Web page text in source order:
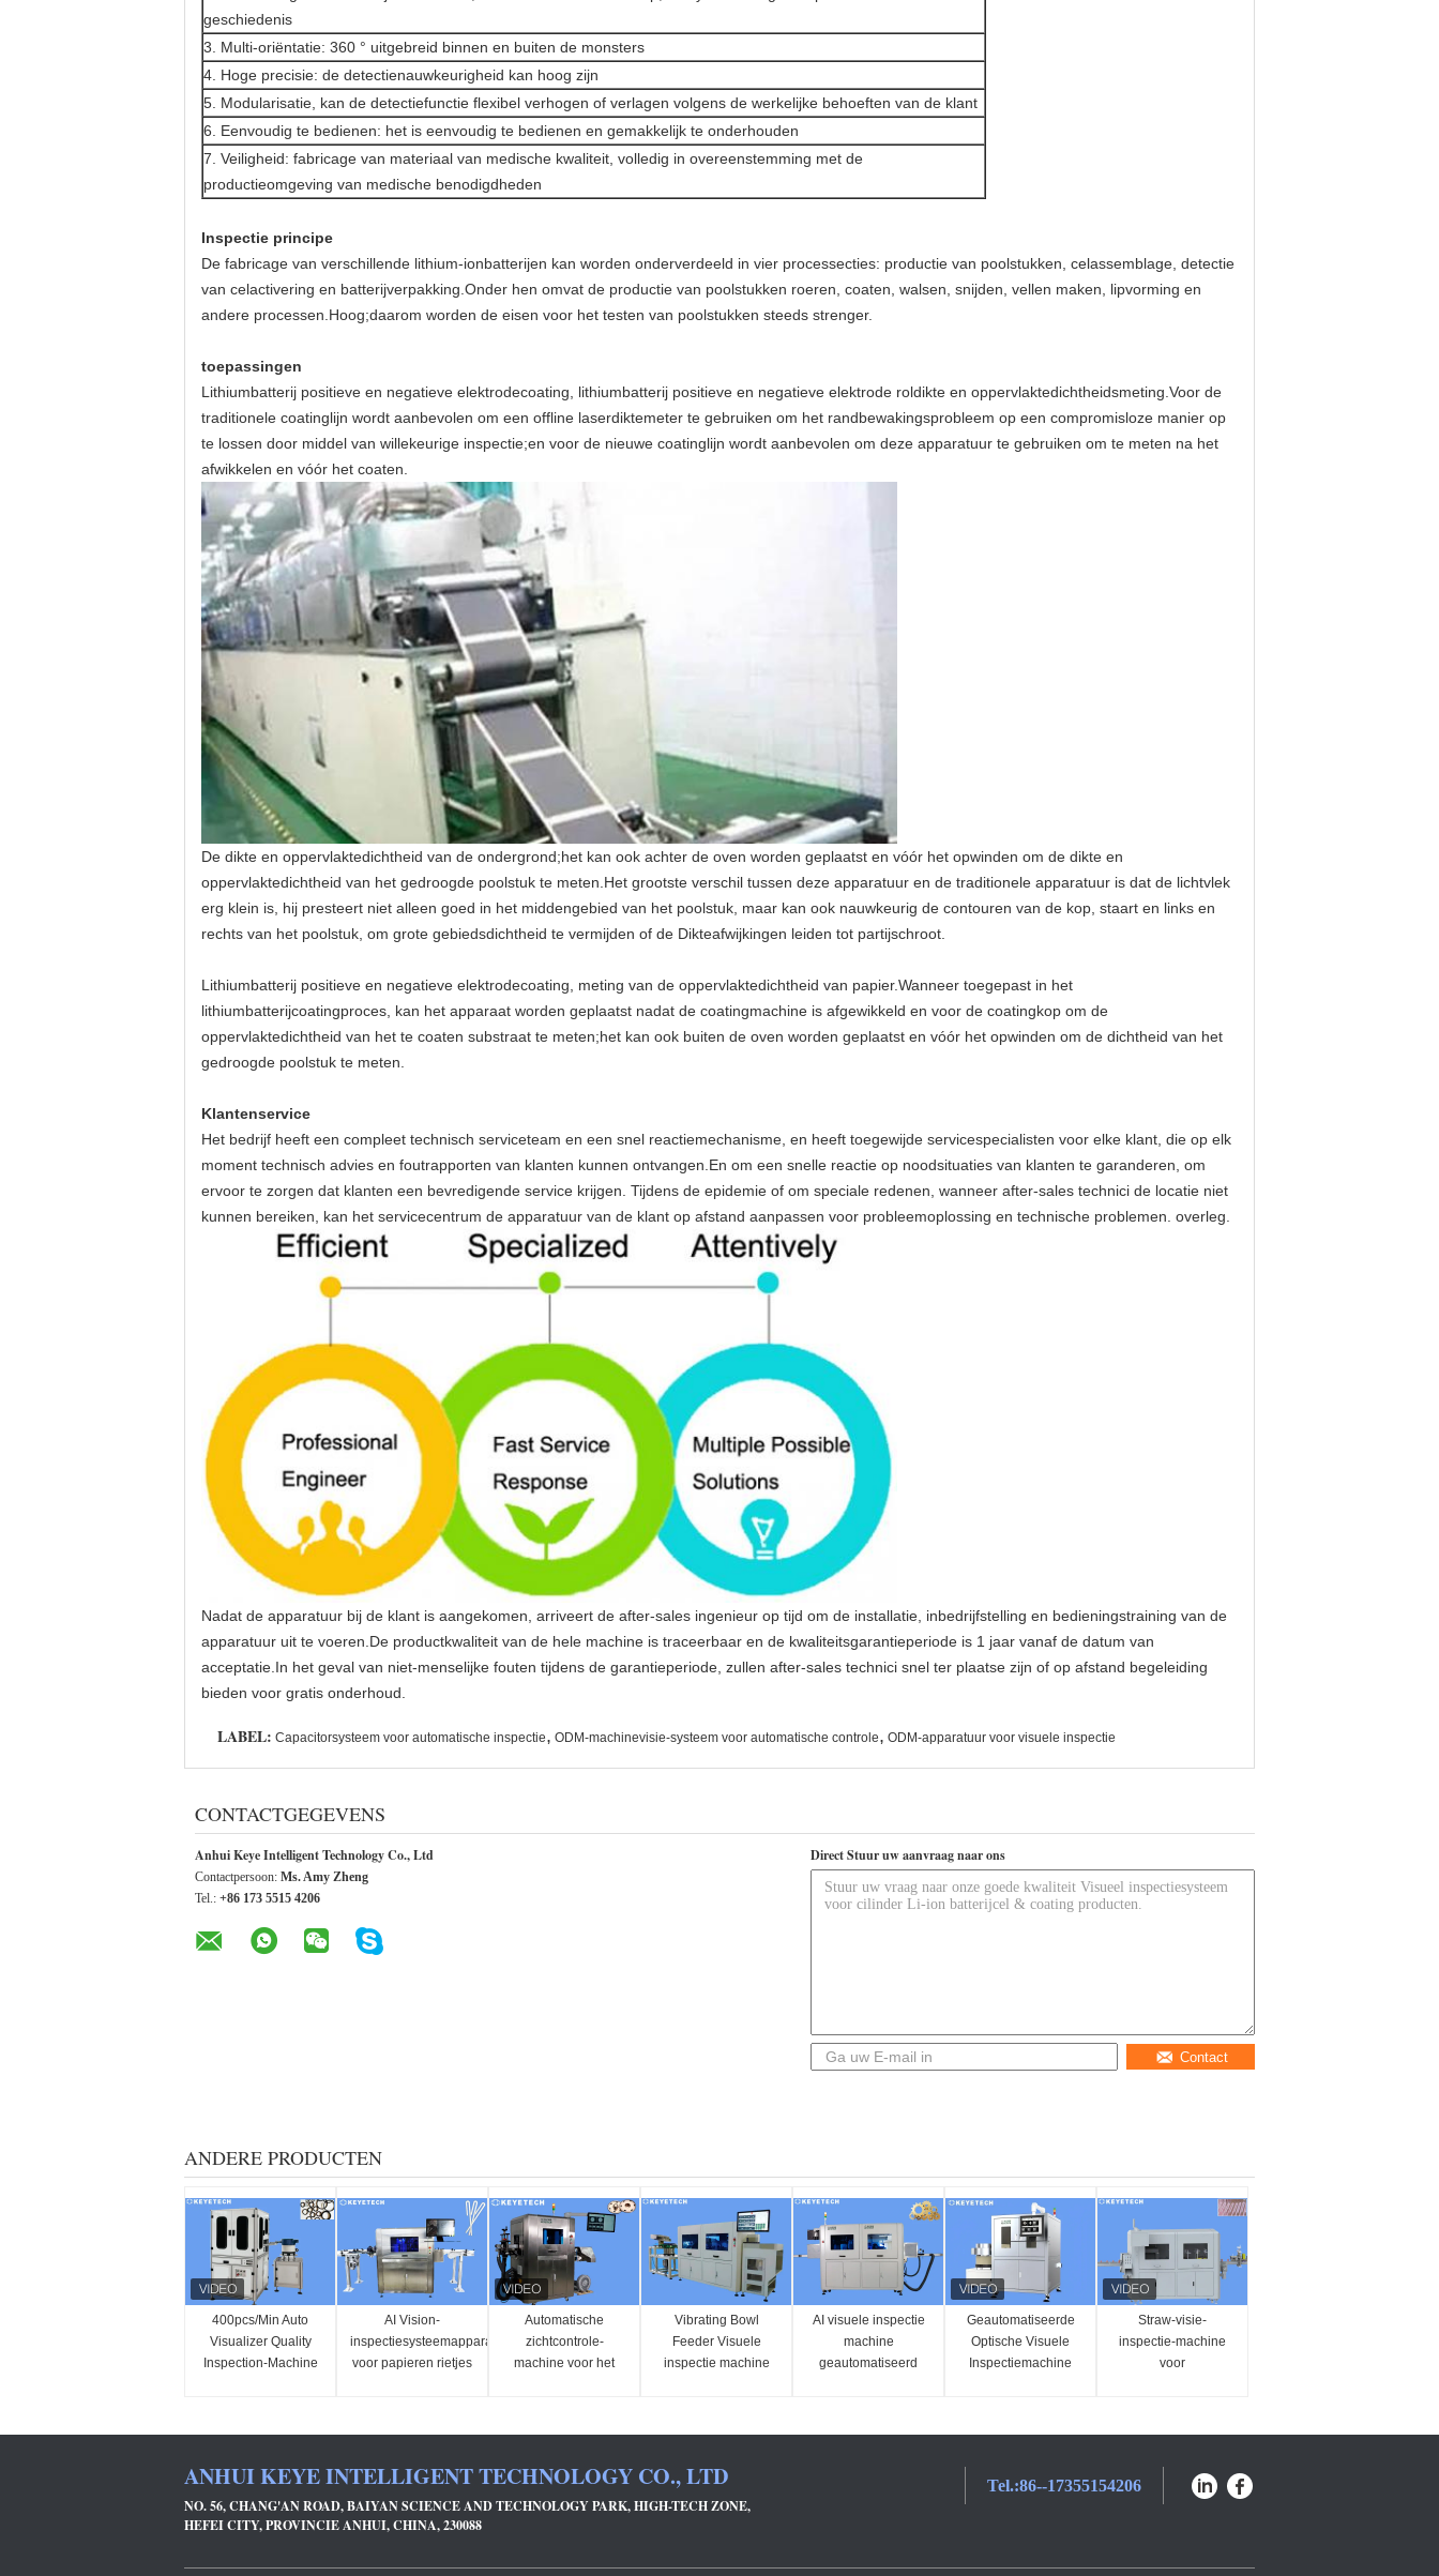
geschiedenis
3. Multi-oriëntatie: 360 ° uitgebreid binnen en buiten de monsters
4. Hoge precisie: de detectienauwkeurigheid kan hoog zijn
5. Modularisatie, kan de detectiefunctie flexibel verhogen of verlagen volgens de werkelijke behoeften van de klant
6. Eenvoudig te bedienen: het is eenvoudig te bedienen en gemakkelijk te onderhouden
7. Veiligheid: fabricage van materiaal van medische kwaliteit, volledig in overeenstemming met de
productieomgeving van medische benodigdheden
Inspectie principe
De fabricage van verschillende lithium-ionbatterijen kan worden onderverdeeld in vier processecties: productie van poolstukken, celassemblage, detectie
van celactivering en batterijverpakking.Onder hen omvat de productie van poolstukken roeren, coaten, walsen, snijden, vellen maken, lipvorming en
andere processen.Hoog;daarom worden de eisen voor het testen van poolstukken steeds strenger.
toepassingen
Lithiumbatterij positieve en negatieve elektrodecoating, lithiumbatterij positieve en negatieve elektrode roldikte en oppervlaktedichtheidsmeting.Voor de
traditionele coatinglijn wordt aanbevolen om een ​​offline laserdiktemeter te gebruiken om het randbewakingsprobleem op een compromisloze manier op
te lossen door middel van willekeurige inspectie;en voor de nieuwe coatinglijn wordt aanbevolen om deze apparatuur te gebruiken om te meten na het
afwikkelen en vóór het coaten.
De dikte en oppervlaktedichtheid van de ondergrond;het kan ook achter de oven worden geplaatst en vóór het opwinden om de dikte en
oppervlaktedichtheid van het gedroogde poolstuk te meten.Het grootste verschil tussen deze apparatuur en de traditionele apparatuur is dat de lichtvlek
erg klein is, hij presteert niet alleen goed in het middengebied van het poolstuk, maar kan ook nauwkeurig de contouren van de kop, staart en links en
rechts van het poolstuk, om grote gebiedsdichtheid te vermijden of de Dikteafwijkingen leiden tot partijschroot.
Lithiumbatterij positieve en negatieve elektrodecoating, meting van de oppervlaktedichtheid van papier.Wanneer toegepast in het
lithiumbatterijcoatingproces, kan het apparaat worden geplaatst nadat de coatingmachine is afgewikkeld en voor de coatingkop om de
oppervlaktedichtheid van het te coaten substraat te meten;het kan ook buiten de oven worden geplaatst en vóór het opwinden om de dichtheid van het
gedroogde poolstuk te meten.
Klantenservice
Het bedrijf heeft een compleet technisch serviceteam en een snel reactiemechanisme, en heeft toegewijde servicespecialisten voor elke klant, die op elk
moment technisch advies en foutrapporten van klanten kunnen ontvangen.En om een ​​snelle reactie op noodsituaties van klanten te garanderen, om
ervoor te zorgen dat klanten een bevredigende service krijgen. Tijdens de epidemie of om speciale redenen, wanneer after-sales technici de locatie niet
kunnen bereiken, kan het servicecentrum de apparatuur van de klant op afstand aanpassen voor probleemoplossing en technische problemen. overleg.
Nadat de apparatuur bij de klant is aangekomen, arriveert de after-sales ingenieur op tijd om de installatie, inbedrijfstelling en bedieningstraining van de
apparatuur uit te voeren.De productkwaliteit van de hele machine is traceerbaar en de kwaliteitsgarantieperiode is 1 jaar vanaf de datum van
acceptatie.In het geval van niet-menselijke fouten tijdens de garantieperiode, zullen after-sales technici snel ter plaatse zijn of op afstand begeleiding
bieden voor gratis onderhoud.
LABEL: Capacitorsysteem voor automatische inspectie, ODM-machinevisie-systeem voor automatische controle, ODM-apparatuur voor visuele inspectie
CONTACTGEGEVENS
Anhui Keye Intelligent Technology Co., Ltd
Contactpersoon: Ms. Amy Zheng
Tel.: +86 173 5515 4206
Direct Stuur uw aanvraag naar ons
Contact
ANDERE PRODUCTEN
400pcs/Min Auto
Visualizer Quality
Inspection-Machine
AI Vision-
inspectiesysteemapparatuur
voor papieren rietjes
Automatische
zichtcontrole-
machine voor het
Vibrating Bowl
Feeder Visuele
inspectie machine
AI visuele inspectie
machine
geautomatiseerd
Geautomatiseerde
Optische Visuele
Inspectiemachine
Straw-visie-
inspectie-machine
voor
ANHUI KEYE INTELLIGENT TECHNOLOGY CO., LTD
NO. 56, CHANG'AN ROAD, BAIYAN SCIENCE AND TECHNOLOGY PARK, HIGH-TECH ZONE,
HEFEI CITY, PROVINCIE ANHUI, CHINA, 230088
Tel.:86--17355154206